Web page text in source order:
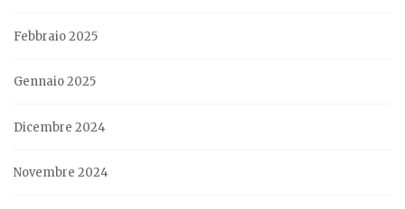
Febbraio 2025
Gennaio 2025
Dicembre 2024
Novembre 2024